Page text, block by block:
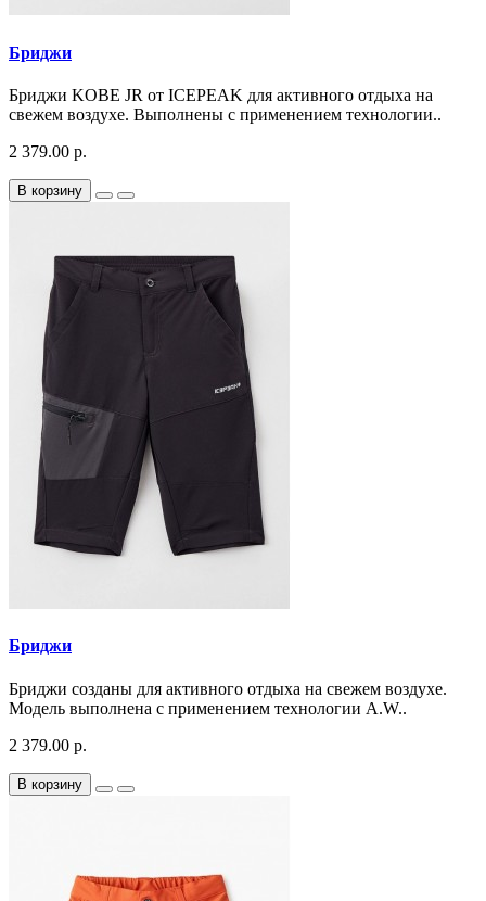
Бриджи
Бриджи KOBE JR от ICEPEAK для активного отдыха на
свежем воздухе. Выполнены с применением технологии..
2 379.00 р.
В корзину
Бриджи
Бриджи созданы для активного отдыха на свежем воздухе.
Модель выполнена с применением технологии A.W..
2 379.00 р.
В корзину